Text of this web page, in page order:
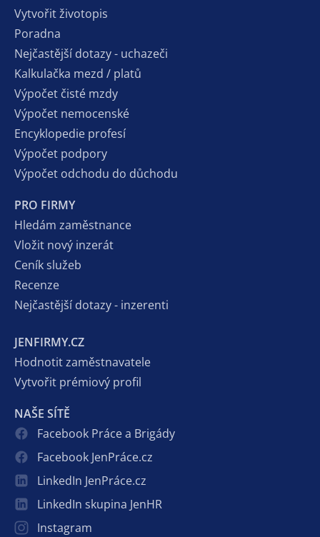
Vytvořit životopis
Poradna
Nejčastější dotazy - uchazeči
Kalkulačka mezd / platů
Výpočet čisté mzdy
Výpočet nemocenské
Encyklopedie profesí
Výpočet podpory
Výpočet odchodu do důchodu
PRO FIRMY
Hledám zaměstnance
Vložit nový inzerát
Ceník služeb
Recenze
Nejčastější dotazy - inzerenti
JENFIRMY.CZ
Hodnotit zaměstnavatele
Vytvořit prémiový profil
NAŠE SÍTĚ
Facebook Práce a Brigády
Facebook JenPráce.cz
LinkedIn JenPráce.cz
LinkedIn skupina JenHR
Instagram